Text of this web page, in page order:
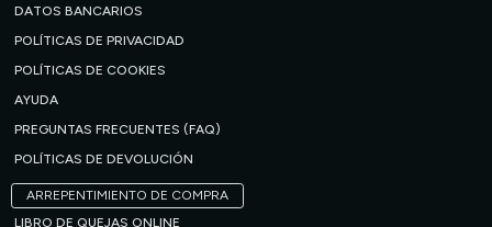
DATOS BANCARIOS
POLÍTICAS DE PRIVACIDAD
POLÍTICAS DE COOKIES
AYUDA
PREGUNTAS FRECUENTES (FAQ)
POLÍTICAS DE DEVOLUCIÓN
ARREPENTIMIENTO DE COMPRA
LIBRO DE QUEJAS ONLINE